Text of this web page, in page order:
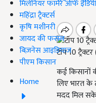
मिलेनियर फार्मर ऑफ
महिंद्रा ट्रैक्टर्स
कृषि मशीनरी
जायद की फसल
बिज़नेस आइडियाज
पीएम किसान
Home
टॉप 10
कई किसानों
लिए भारत के
मदद मिल